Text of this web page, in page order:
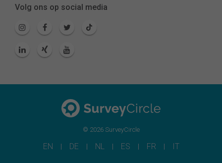
Volg ons op social media
© 2026 SurveyCircle
EN DE NL ES FR IT